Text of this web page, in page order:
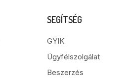
SEGÍTSÉG
GYIK
Ügyfélszolgálat
Beszerzés